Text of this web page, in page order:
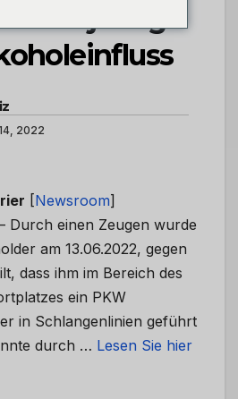
30-jährige
2022
[Newsroom]
Durch einen Zeugen wurde
am 13.06.2022, gegen
dass ihm im Bereich des
ein PKW
in Schlangenlinien geführt
durch … Lesen Sie hier